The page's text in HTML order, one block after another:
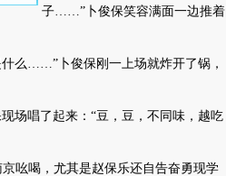
子……”卜俊保笑容满面一边推着
么……”卜俊保刚一上场就炸开了锅，
唱了起来：“豆，豆，不同味，越吃
吆喝，尤其是赵保乐还自告奋勇现学